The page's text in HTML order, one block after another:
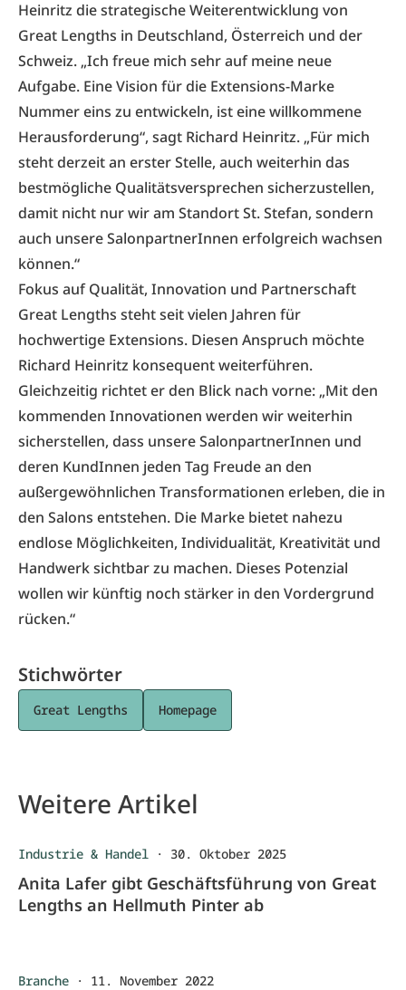
Heinritz die strategische Weiterentwicklung von
Great Lengths in Deutschland, Österreich und der
Schweiz. „Ich freue mich sehr auf meine neue
Aufgabe. Eine Vision für die Extensions-Marke
Nummer eins zu entwickeln, ist eine willkommene
Herausforderung“, sagt Richard Heinritz. „Für mich
steht derzeit an erster Stelle, auch weiterhin das
bestmögliche Qualitätsversprechen sicherzustellen,
damit nicht nur wir am Standort St. Stefan, sondern
auch unsere SalonpartnerInnen erfolgreich wachsen
können.“
Fokus auf Qualität, Innovation und Partnerschaft
Great Lengths steht seit vielen Jahren für
hochwertige Extensions. Diesen Anspruch möchte
Richard Heinritz konsequent weiterführen.
Gleichzeitig richtet er den Blick nach vorne: „Mit den
kommenden Innovationen werden wir weiterhin
sicherstellen, dass unsere SalonpartnerInnen und
deren KundInnen jeden Tag Freude an den
außergewöhnlichen Transformationen erleben, die in
den Salons entstehen. Die Marke bietet nahezu
endlose Möglichkeiten, Individualität, Kreativität und
Handwerk sichtbar zu machen. Dieses Potenzial
wollen wir künftig noch stärker in den Vordergrund
rücken.“
Stichwörter
Great Lengths Homepage
Weitere Artikel
Industrie & Handel · 30. Oktober 2025
Anita Lafer gibt Geschäftsführung von Great
Lengths an Hellmuth Pinter ab
Branche · 11. November 2022